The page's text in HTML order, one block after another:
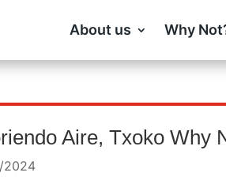
About us Why
Aire, Txoko Why
2024